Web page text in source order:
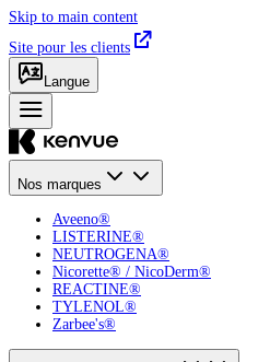
Skip to main content
Site pour les clients
Langue
Nos marques
Aveeno®
LISTERINE®
NEUTROGENA®
Nicorette® / NicoDerm®
REACTINE®
TYLENOL®
Zarbee's®